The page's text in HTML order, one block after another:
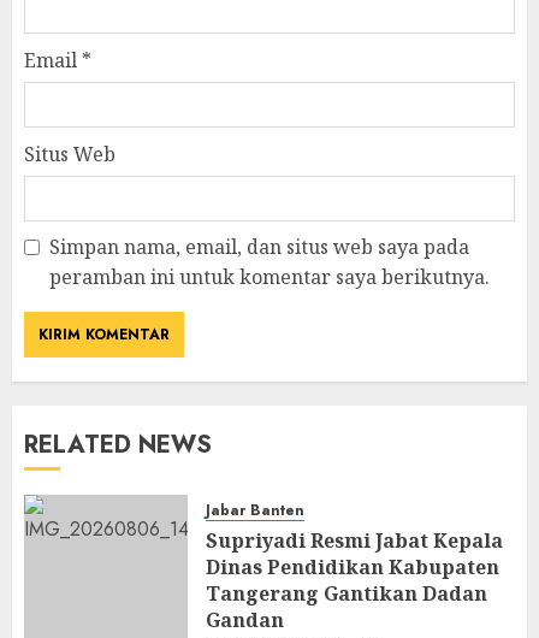
Email *
Situs Web
Simpan nama, email, dan situs web saya pada
peramban ini untuk komentar saya berikutnya.
RELATED NEWS
Jabar Banten
Supriyadi Resmi Jabat Kepala
Dinas Pendidikan Kabupaten
Tangerang Gantikan Dadan
Gandan